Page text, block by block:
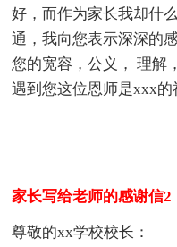
好，而作为家长我却什
通，我向您表示深深的
您的宽容，公义， 理解
遇到您这位恩师是xxx的
家长写给老师的感谢信2
尊敬的xx学校校长：